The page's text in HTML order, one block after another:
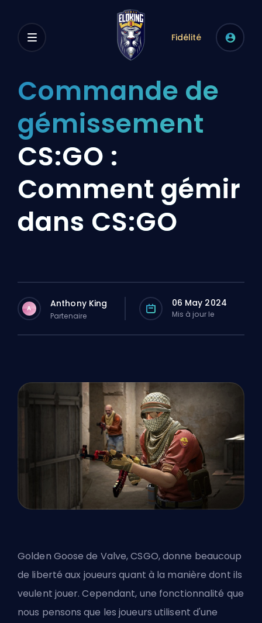
Fidélité
Commande de
gémissement
CS:GO :
Comment gémir
dans CS:GO
A Anthony King
Partenaire
06 May 2024
Mis à jour le
Golden Goose de Valve, CSGO, donne beaucoup
de liberté aux joueurs quant à la manière dont ils
veulent jouer. Cependant, une fonctionnalité que
nous pensons que les joueurs utilisent d'une